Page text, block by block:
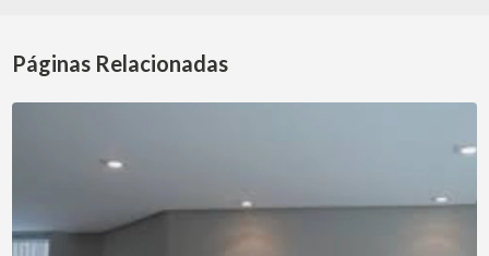
Páginas Relacionadas